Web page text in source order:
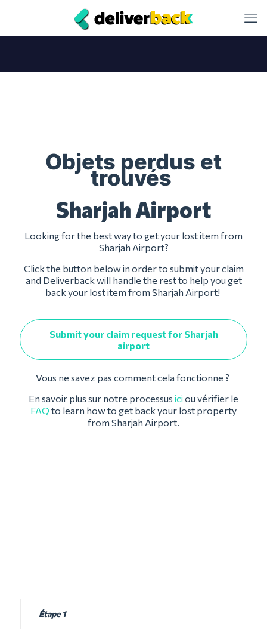
Objets perdus et
trouvés
Sharjah Airport
Looking for the best way to get your lost item from
Sharjah Airport?
Click the button below in order to submit your claim
and Deliverback will handle the rest to help you get
back your lost item from Sharjah Airport!
Submit your claim request for Sharjah
airport
Vous ne savez pas comment cela fonctionne ?
En savoir plus sur notre processus ici ou vérifier le
FAQ to learn how to get back your lost property
from Sharjah Airport.
Étape 1